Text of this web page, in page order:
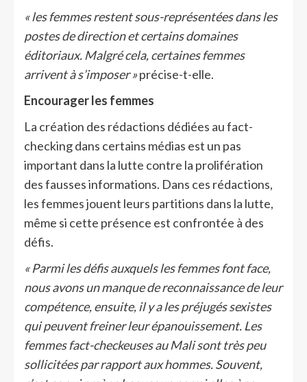
« les femmes restent sous-représentées dans les
postes de direction et certains domaines
éditoriaux. Malgré cela, certaines femmes
arrivent à s’imposer »précise-t-elle.
Encourager les femmes
La création des rédactions dédiées au fact-
checking dans certains médias est un pas
important dans la lutte contre la prolifération
des fausses informations. Dans ces rédactions,
les femmes jouent leurs partitions dans la lutte,
même si cette présence est confrontée à des
défis.
« Parmi les défis auxquels les femmes font face,
nous avons un manque de reconnaissance de leur
compétence, ensuite, il y a les préjugés sexistes
qui peuvent freiner leur épanouissement. Les
femmes fact-checkeuses au Mali sont très peu
sollicitées par rapport aux hommes. Souvent,